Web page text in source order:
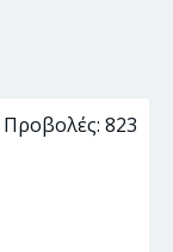
Προβολές: 823